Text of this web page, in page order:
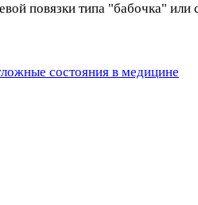
повязки типа "бабочка"
состояния в медицине